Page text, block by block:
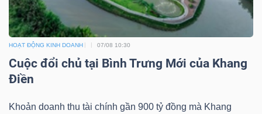
HOẠT ĐỘNG KINH DOANH 07/08 10:30
Cuộc đổi chủ tại Bình Trưng Mới của Khang
Điền
Khoản doanh thu tài chính gần 900 tỷ đồng mà Khang
YẾU
TIÊU
THIẾT